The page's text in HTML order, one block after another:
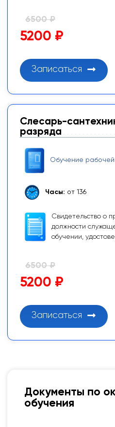
6500 ₽
5200 ₽
Записаться
Слесарь-
разряда
Обучение
Часы: от 136
Свидетельство о
должности
обучении,
6500 ₽
5200 ₽
Записаться
Документы по
обучения